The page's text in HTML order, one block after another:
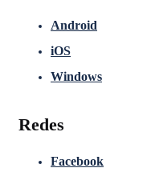
Android
iOS
Windows
Redes
Facebook